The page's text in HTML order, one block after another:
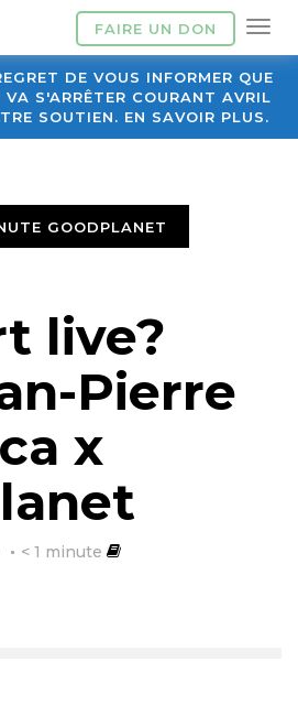
FAIRE UN DON
DE VOUS INFORMER QUE
S'ARRÊTER COURANT AVRIL
SOUTIEN. EN SAVOIR PLUS.
GOODPLANET
live?
Pierre
x
< 1 minute
SUR FACEBOOK
SUR LINKEDIN